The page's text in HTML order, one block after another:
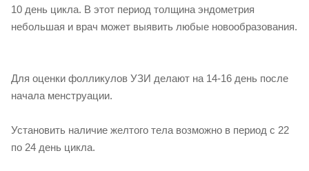
10 день цикла. В этот период толщина эндометрия
небольшая и врач может выявить любые новообразования.
Для оценки фолликулов УЗИ делают на 14-16 день после
начала менструации.
Установить наличие желтого тела возможно в период с 22
по 24 день цикла.